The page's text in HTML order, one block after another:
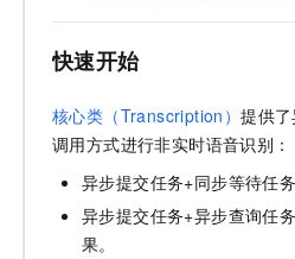
快速开始
核心类（Transcription）提供
调用方式进行非实时语音识别：
异步提交任务+同步等待任
异步提交任务+异步查询任
果。
快速部署 Dify，高效搭建 AI 应用
10 分钟在聊天系统中增加一个 AI 助手
在企业官网、通讯软件中为客户提供 AI 客服